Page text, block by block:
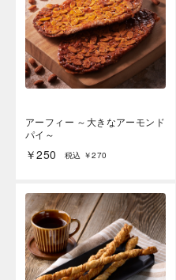
アーフィー ～大きなアーモンド
パイ～
￥250 税込 ￥270